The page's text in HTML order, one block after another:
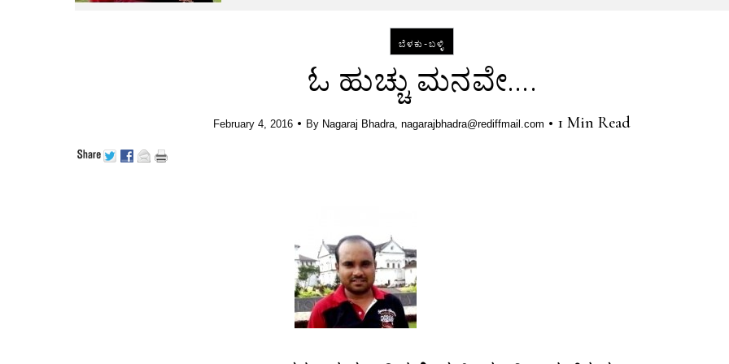
ಬೆಳಕು-ಬಳ್ಳಿ
ಓ ಹುಚ್ಚು ಮನವೇ….
February 4, 2016 • By Nagaraj Bhadra, nagarajbhadra@rediffmail.com • 1 Min Read